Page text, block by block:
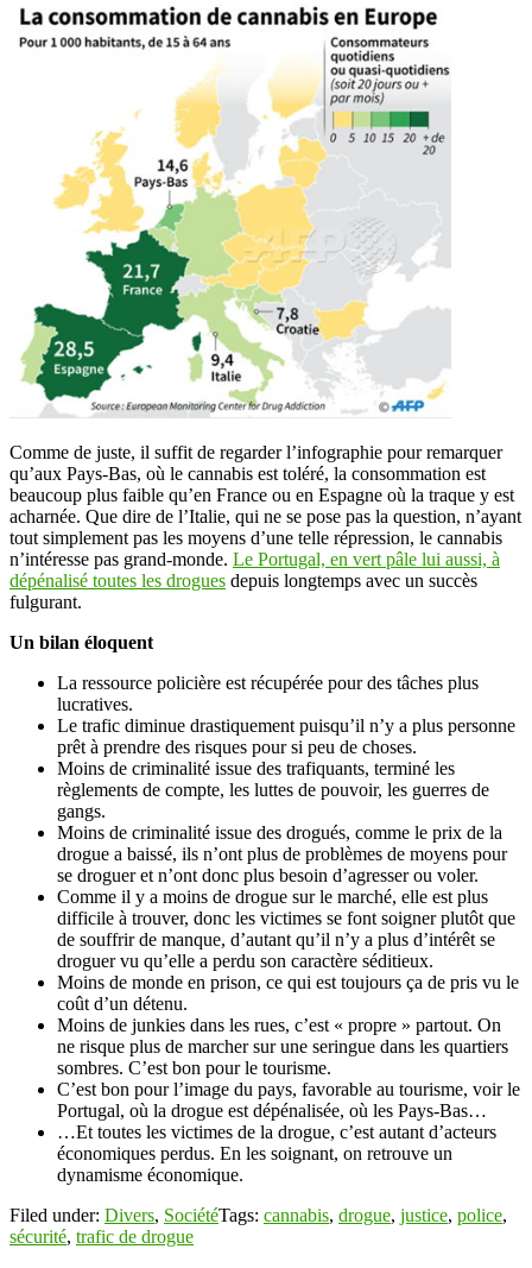
Comme de juste, il suffit de regarder l’infographie pour remarquer
qu’aux Pays-Bas, où le cannabis est toléré, la consommation est
beaucoup plus faible qu’en France ou en Espagne où la traque y est
acharnée. Que dire de l’Italie, qui ne se pose pas la question, n’ayant
tout simplement pas les moyens d’une telle répression, le cannabis
n’intéresse pas grand-monde. Le Portugal, en vert pâle lui aussi, à
dépénalisé toutes les drogues depuis longtemps avec un succès
fulgurant.
Un bilan éloquent
La ressource policière est récupérée pour des tâches plus
lucratives.
Le trafic diminue drastiquement puisqu’il n’y a plus personne
prêt à prendre des risques pour si peu de choses.
Moins de criminalité issue des trafiquants, terminé les
règlements de compte, les luttes de pouvoir, les guerres de
gangs.
Moins de criminalité issue des drogués, comme le prix de la
drogue a baissé, ils n’ont plus de problèmes de moyens pour
se droguer et n’ont donc plus besoin d’agresser ou voler.
Comme il y a moins de drogue sur le marché, elle est plus
difficile à trouver, donc les victimes se font soigner plutôt que
de souffrir de manque, d’autant qu’il n’y a plus d’intérêt se
droguer vu qu’elle a perdu son caractère séditieux.
Moins de monde en prison, ce qui est toujours ça de pris vu le
coût d’un détenu.
Moins de junkies dans les rues, c’est « propre » partout. On
ne risque plus de marcher sur une seringue dans les quartiers
sombres. C’est bon pour le tourisme.
C’est bon pour l’image du pays, favorable au tourisme, voir le
Portugal, où la drogue est dépénalisée, où les Pays-Bas…
…Et toutes les victimes de la drogue, c’est autant d’acteurs
économiques perdus. En les soignant, on retrouve un
dynamisme économique.
Filed under: Divers, SociétéTags: cannabis, drogue, justice, police,
sécurité, trafic de drogue